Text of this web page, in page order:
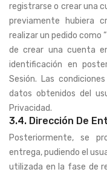
registrarse o crear una
previamente hubiera
realizar un pedido como
de crear una cuenta
identificación en
Sesión. Las
datos obtenidos del
Privacidad.
3.4. Dirección De
Posteriormente, se
entrega, pudiendo el
utilizada en la fase de